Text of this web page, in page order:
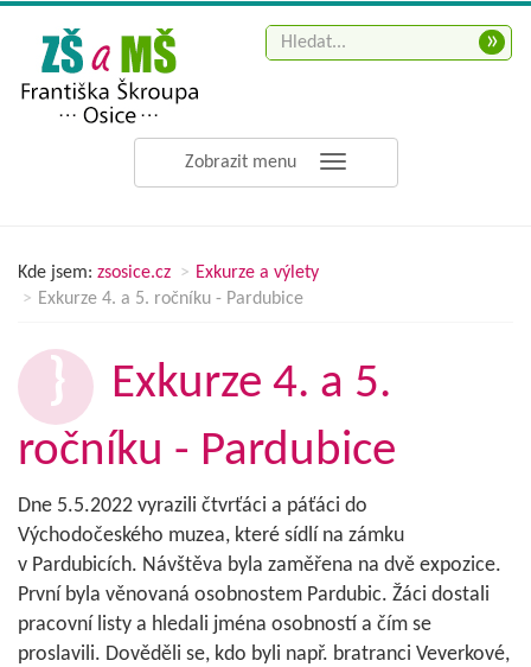
Zobrazit menu
»
Kde jsem: zsosice.cz
Exkurze a výlety
Exkurze 4. a 5. ročníku - Pardubice
Exkurze 4. a 5.
ročníku - Pardubice
Dne 5.5.2022 vyrazili čtvrťáci a páťáci do
Východočeského muzea, které sídlí na zámku
v Pardubicích. Návštěva byla zaměřena na dvě expozice.
První byla věnovaná osobnostem Pardubic. Žáci dostali
pracovní listy a hledali jména osobností a čím se
proslavili. Dověděli se, kdo byli např. bratranci Veverkové,